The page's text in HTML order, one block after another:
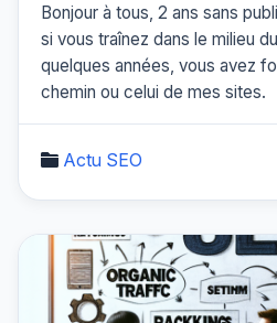
Bonjour à tous, 2 ans sans
si vous traînez dans le milieu
quelques années, vous avez
chemin ou celui de mes sites.
Actu SEO